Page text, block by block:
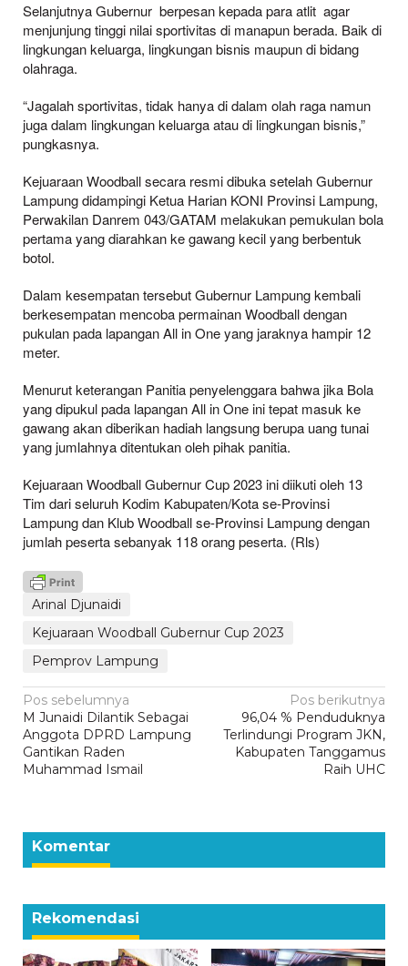
Selanjutnya Gubernur berpesan kepada para atlit agar
menjunjung tinggi nilai sportivitas di manapun berada. Baik di
lingkungan keluarga, lingkungan bisnis maupun di bidang
olahraga.
“Jagalah sportivitas, tidak hanya di dalam olah raga namun
juga dalam lingkungan keluarga atau di lingkungan bisnis,”
pungkasnya.
Kejuaraan Woodball secara resmi dibuka setelah Gubernur
Lampung didampingi Ketua Harian KONI Provinsi Lampung,
Perwakilan Danrem 043/GATAM melakukan pemukulan bola
pertama yang diarahkan ke gawang kecil yang berbentuk
botol.
Dalam kesempatan tersebut Gubernur Lampung kembali
berkesempatan mencoba permainan Woodball dengan
pukulan pada lapangan All in One yang jaraknya hampir 12
meter.
Menurut keterangan Panitia penyelenggara bahwa jika Bola
yang dipukul pada lapangan All in One ini tepat masuk ke
gawang akan diberikan hadiah langsung berupa uang tunai
yang jumlahnya ditentukan oleh pihak panitia.
Kejuaraan Woodball Gubernur Cup 2023 ini diikuti oleh 13
Tim dari seluruh Kodim Kabupaten/Kota se-Provinsi
Lampung dan Klub Woodball se-Provinsi Lampung dengan
jumlah peserta sebanyak 118 orang peserta. (Rls)
Arinal Djunaidi
Kejuaraan Woodball Gubernur Cup 2023
Pemprov Lampung
Navigasi
pos
Pos sebelumnya
M Junaidi Dilantik Sebagai
Anggota DPRD Lampung
Gantikan Raden
Muhammad Ismail
Pos berikutnya
96,04 % Penduduknya
Terlindungi Program JKN,
Kabupaten Tanggamus
Raih UHC
Komentar
Rekomendasi